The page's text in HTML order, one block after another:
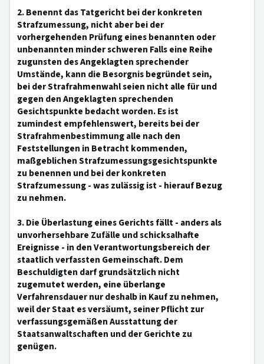
2. Benennt das Tatgericht bei der konkreten
Strafzumessung, nicht aber bei der
vorhergehenden Prüfung eines benannten oder
unbenannten minder schweren Falls eine Reihe
zugunsten des Angeklagten sprechender
Umstände, kann die Besorgnis begründet sein,
bei der Strafrahmenwahl seien nicht alle für und
gegen den Angeklagten sprechenden
Gesichtspunkte bedacht worden. Es ist
zumindest empfehlenswert, bereits bei der
Strafrahmenbestimmung alle nach den
Feststellungen in Betracht kommenden,
maßgeblichen Strafzumessungsgesichtspunkte
zu benennen und bei der konkreten
Strafzumessung - was zulässig ist - hierauf Bezug
zu nehmen.
3. Die Überlastung eines Gerichts fällt - anders als
unvorhersehbare Zufälle und schicksalhafte
Ereignisse - in den Verantwortungsbereich der
staatlich verfassten Gemeinschaft. Dem
Beschuldigten darf grundsätzlich nicht
zugemutet werden, eine überlange
Verfahrensdauer nur deshalb in Kauf zu nehmen,
weil der Staat es versäumt, seiner Pflicht zur
verfassungsgemäßen Ausstattung der
Staatsanwaltschaften und der Gerichte zu
genügen.